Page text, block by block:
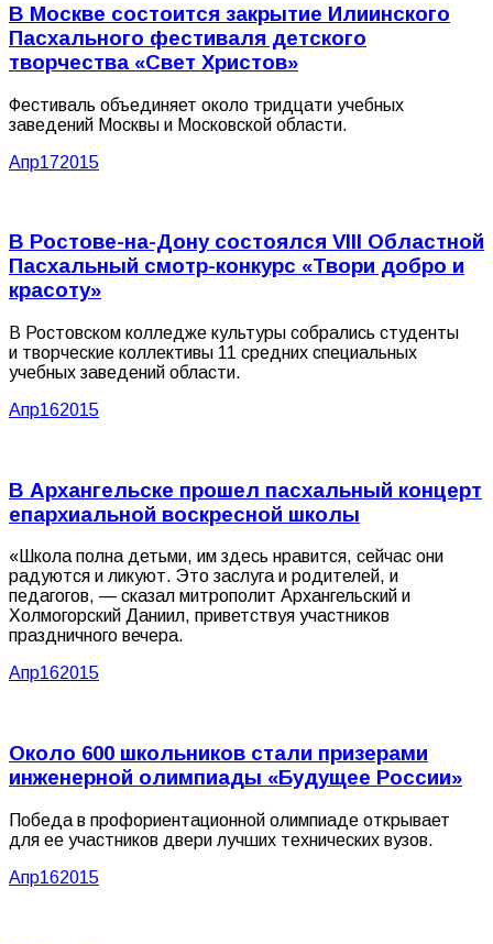
В Москве состоится закрытие Илиинского
Пасхального фестиваля детского
творчества «Свет Христов»
Фестиваль объединяет около тридцати учебных
заведений Москвы и Московской области.
Апр172015
В Ростове-на-Дону состоялся VIII Областной
Пасхальный смотр-конкурс «Твори добро и
красоту»
В Ростовском колледже культуры собрались студенты
и творческие коллективы 11 средних специальных
учебных заведений области.
Апр162015
В Архангельске прошел пасхальный концерт
епархиальной воскресной школы
«Школа полна детьми, им здесь нравится, сейчас они
радуются и ликуют. Это заслуга и родителей, и
педагогов, — сказал митрополит Архангельский и
Холмогорский Даниил, приветствуя участников
праздничного вечера.
Апр162015
Около 600 школьников стали призерами
инженерной олимпиады «Будущее России»
Победа в профориентационной олимпиаде открывает
для ее участников двери лучших технических вузов.
Апр162015